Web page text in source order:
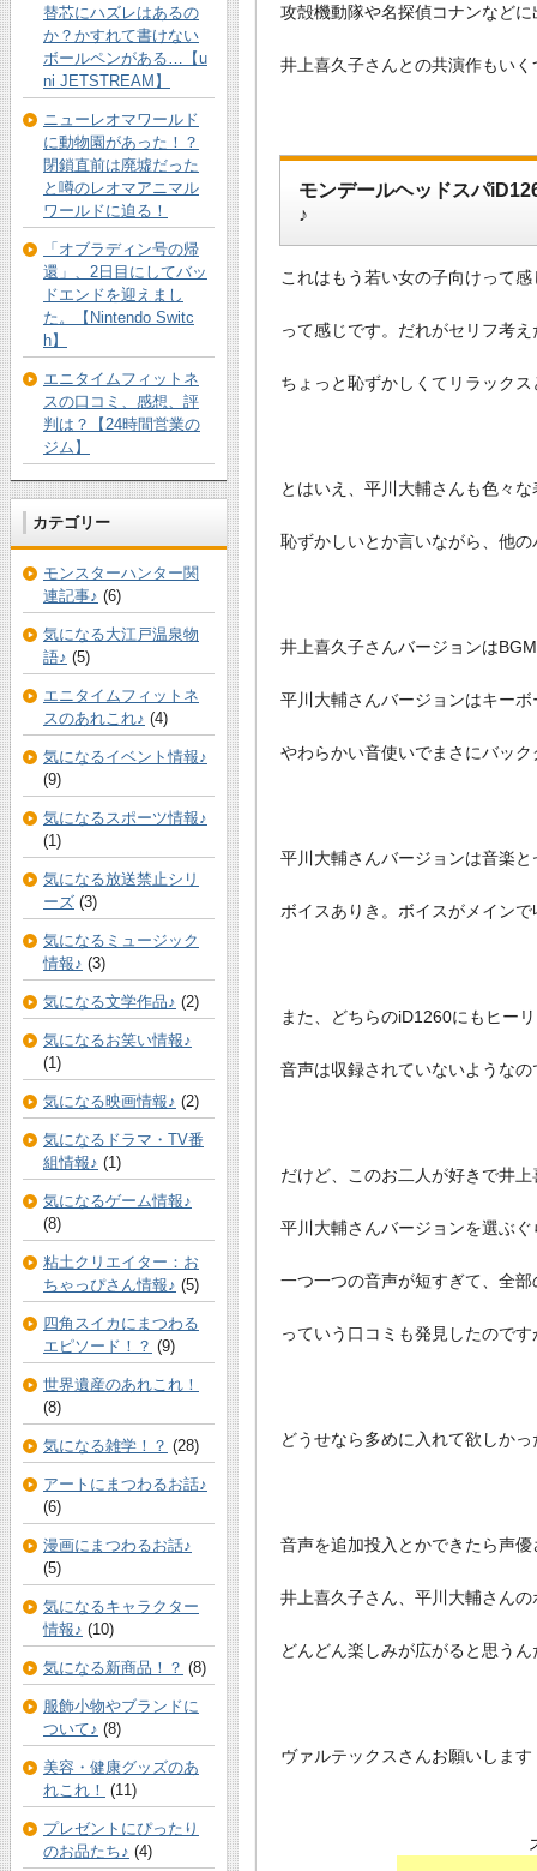
攻殻機動隊や名探偵コナンなど
井上喜久子さんとの共演作もい
モンデールヘッドスパ
♪
これはもう若い女の子向けって
って感じです。だれがセリフ考
ちょっと恥ずかしくてリラック
とはいえ、平川大輔さんも色々
恥ずかしいとか言いながら、他
井上喜久子さんバージョンは
平川大輔さんバージョンはキー
やわらかい音使いでまさにバッ
平川大輔さんバージョンは音楽
ボイスありき。ボイスがメイン
また、どちらのiD1260にもヒー
音声は収録されていないような
だけど、このお二人が好きで井
平川大輔さんバージョンを選ぶ
一つ一つの音声が短すぎて、全
っていう口コミも発見したので
どうせなら多めに入れて欲しか
音声を追加投入とかできたら声
井上喜久子さん、平川大輔さん
どんどん楽しみが広がると思うん
ヴァルテックスさんお願いしま
替芯にハズレはあるの
か？かすれて書けない
ボールペンがある…【u
ni JETSTREAM】
ニューレオマワールド
に動物園があった！？
閉鎖直前は廃墟だった
と噂のレオマアニマル
ワールドに迫る！
「オブラディン号の帰
還」、2日目にしてバッ
ドエンドを迎えまし
た。【Nintendo Switc
h】
エニタイムフィットネ
スの口コミ、感想、評
判は？【24時間営業の
ジム】
カテゴリー
モンスターハンター関
連記事♪ (6)
気になる大江戸温泉物
語♪ (5)
エニタイムフィットネ
スのあれこれ♪ (4)
気になるイベント情報♪
(9)
気になるスポーツ情報♪
(1)
気になる放送禁止シリ
ーズ (3)
気になるミュージック
情報♪ (3)
気になる文学作品♪ (2)
気になるお笑い情報♪
(1)
気になる映画情報♪ (2)
気になるドラマ・TV番
組情報♪ (1)
気になるゲーム情報♪
(8)
粘土クリエイター：お
ちゃっぴさん情報♪ (5)
四角スイカにまつわる
エピソード！？ (9)
世界遺産のあれこれ！
(8)
気になる雑学！？ (28)
アートにまつわるお話♪
(6)
漫画にまつわるお話♪
(5)
気になるキャラクター
情報♪ (10)
気になる新商品！？ (8)
服飾小物やブランドに
ついて♪ (8)
美容・健康グッズのあ
れこれ！ (11)
プレゼントにぴったり
のお品たち♪ (4)